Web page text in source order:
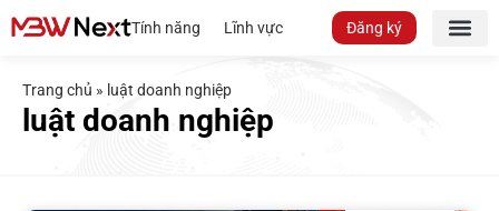
Tính năng Lĩnh vực Đăng ký
Trang chủ » luật doanh nghiệp
luật doanh nghiệp